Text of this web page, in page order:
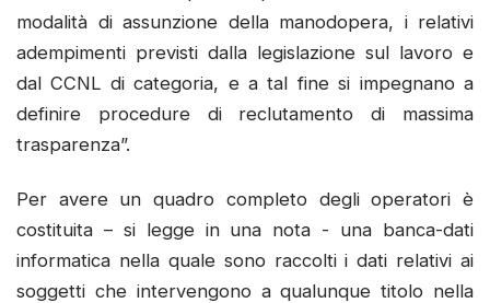
modalità di assunzione della manodopera, i relativi
adempimenti previsti dalla legislazione sul lavoro e
dal CCNL di categoria, e a tal fine si impegnano a
definire procedure di reclutamento di massima
trasparenza”.
Per avere un quadro completo degli operatori è
costituita – si legge in una nota - una banca-dati
informatica nella quale sono raccolti i dati relativi ai
soggetti che intervengono a qualunque titolo nella